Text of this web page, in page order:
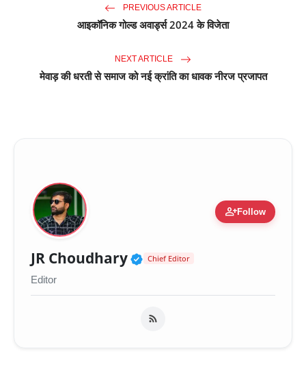
PREVIOUS ARTICLE
आइकॉनिक गोल्ड अवार्ड्स 2024 के विजेता
NEXT ARTICLE
मेवाड़ की धरती से समाज को नई क्रांति का धावक नीरज प्रजापत
person_addFollow
JR Choudhary Verified Public Figure
Chief Editor
Editor